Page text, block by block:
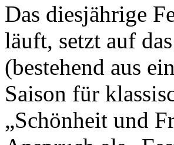
Das diesjährige
läuft, setzt auf
(bestehend aus
Saison für
„Schönheit und